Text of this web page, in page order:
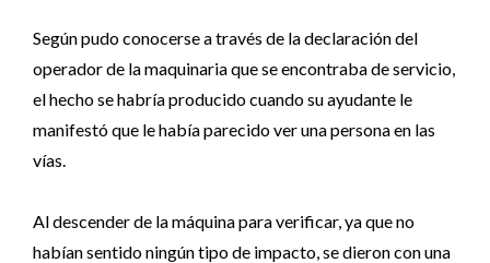
Según pudo conocerse a través de la declaración del
operador de la maquinaria que se encontraba de servicio,
el hecho se habría producido cuando su ayudante le
manifestó que le había parecido ver una persona en las
vías.
Al descender de la máquina para verificar, ya que no
habían sentido ningún tipo de impacto, se dieron con una